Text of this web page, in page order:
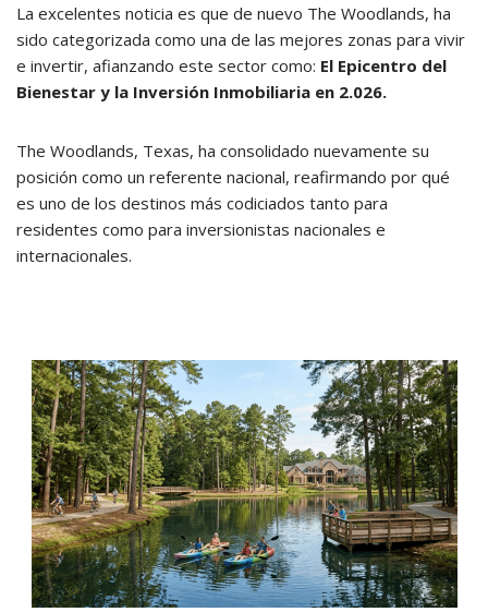
La excelentes noticia es que de nuevo The Woodlands, ha
sido categorizada como una de las mejores zonas para vivir
e invertir, afianzando este sector como: El Epicentro del
Bienestar y la Inversión Inmobiliaria en 2.026.
The Woodlands, Texas, ha consolidado nuevamente su
posición como un referente nacional, reafirmando por qué
es uno de los destinos más codiciados tanto para
residentes como para inversionistas nacionales e
internacionales.